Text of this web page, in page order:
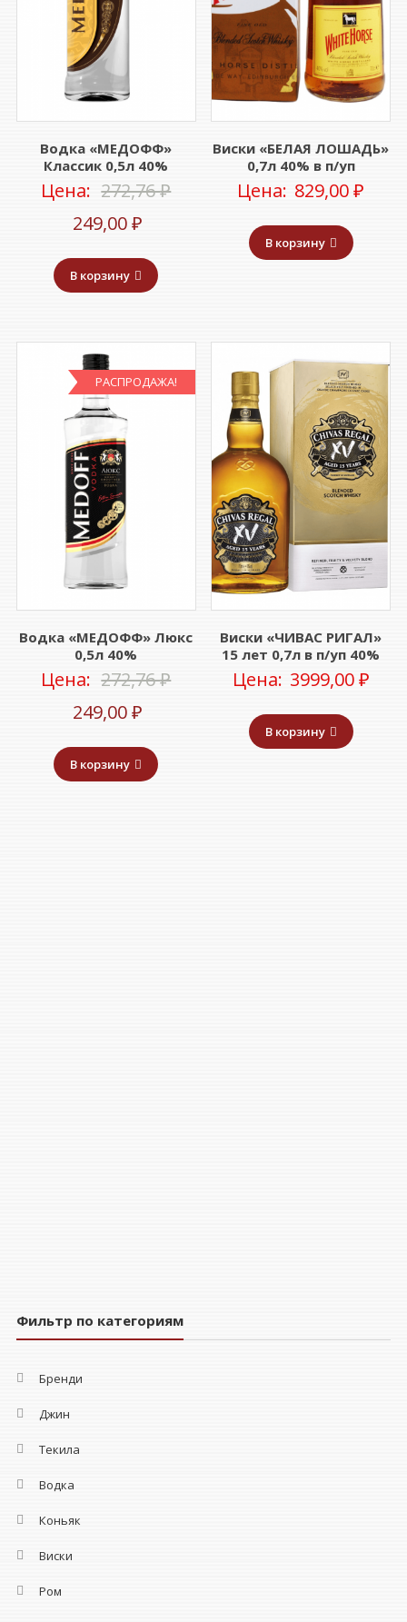
Водка «МЕДОФФ»
Классик 0,5л 40%
Цена: 272,76₽Первоначальная
составляла
249,00₽Текущая
цена:
249,00 ₽.
В корзину
Виски «БЕЛАЯ ЛОШАДЬ»
0,7л 40% в п/уп
Цена: 829,00₽
В корзину
РАСПРОДАЖА!
Водка «МЕДОФФ» Люкс
0,5л 40%
Цена: 272,76₽Первоначальная
составляла
249,00₽Текущая
цена:
249,00 ₽.
В корзину
Виски «ЧИВАС РИГАЛ»
15 лет 0,7л в п/уп 40%
Цена: 3999,00₽
В корзину
Фильтр по категориям
Бренди
Джин
Текила
Водка
Коньяк
Виски
Ром